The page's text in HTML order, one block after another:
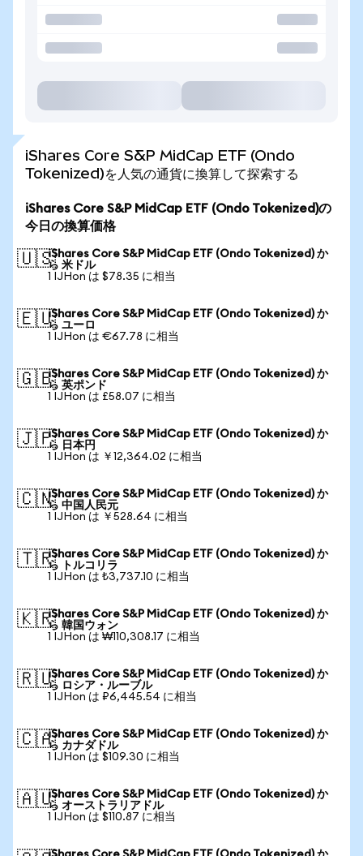
iShares Core S&P MidCap ETF (Ondo
Tokenized)を人気の通貨に換算して探索する
iShares Core S&P MidCap ETF (Ondo Tokenized)の
今日の換算価格
🇺🇸iShares Core S&P MidCap ETF (Ondo Tokenized) か
ら 米ドル
1 IJHon は $78.35 に相当
🇪🇺iShares Core S&P MidCap ETF (Ondo Tokenized) か
ら ユーロ
1 IJHon は €67.78 に相当
🇬🇧iShares Core S&P MidCap ETF (Ondo Tokenized) か
ら 英ポンド
1 IJHon は £58.07 に相当
🇯🇵iShares Core S&P MidCap ETF (Ondo Tokenized) か
ら 日本円
1 IJHon は ￥12,364.02 に相当
🇨🇳iShares Core S&P MidCap ETF (Ondo Tokenized) か
ら 中国人民元
1 IJHon は ￥528.64 に相当
🇹🇷iShares Core S&P MidCap ETF (Ondo Tokenized) か
ら トルコリラ
1 IJHon は ₺3,737.10 に相当
🇰🇷iShares Core S&P MidCap ETF (Ondo Tokenized) か
ら 韓国ウォン
1 IJHon は ₩110,308.17 に相当
🇷🇺iShares Core S&P MidCap ETF (Ondo Tokenized) か
ら ロシア・ルーブル
1 IJHon は ₽6,445.54 に相当
🇨🇦iShares Core S&P MidCap ETF (Ondo Tokenized) か
ら カナダドル
1 IJHon は $109.30 に相当
🇦🇺iShares Core S&P MidCap ETF (Ondo Tokenized) か
ら オーストラリアドル
1 IJHon は $110.87 に相当